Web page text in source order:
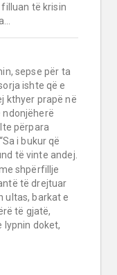
të krisin
sepse për ta
ishte që e
kthyer prapë në
ndonjëherë
përpara
i bukur që
të vinte andej.
shpërfillje
të drejtuar
ultas, barkat e
të gjatë,
lypnin doket,